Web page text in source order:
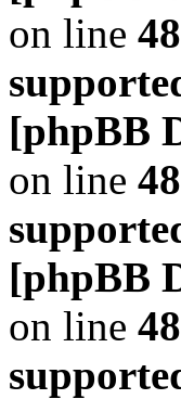
on line
[phpBB
on line
[phpBB
on line